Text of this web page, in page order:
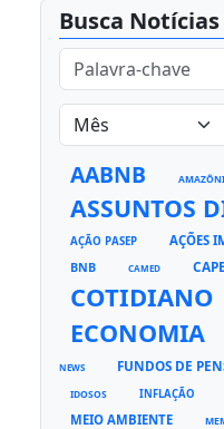
Busca Notícias
AABNB
ASSUNTOS
AÇÃO PASEP AÇÕES
BNB CAMED
COTIDIANO
ECONOMIA
NEWS FUNDOS DE
IDOSOS INFLAÇÃO
MEIO AMBIENTE